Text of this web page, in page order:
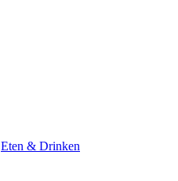
Eten & Drinken